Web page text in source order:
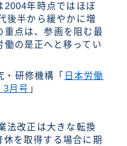
2004年時点ではほぼ
後半から緩やかに増
重点は、参画を阻む最
働の是正へと移ってい
・研修機構「 日本労働
3月号 」
法改正は大きな転換
休を取得する場合に期